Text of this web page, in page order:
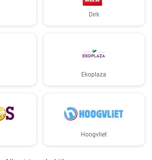
Dirk
Ekoplaza
Hoogvliet